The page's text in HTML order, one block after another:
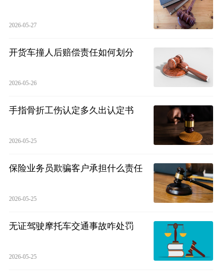
2026-05-27
开货车撞人后赔偿责任如何划分
2026-05-26
手指骨折工伤认定多久出认定书
2026-05-25
保险业务员欺骗客户承担什么责任
2026-05-25
无证驾驶摩托车交通事故咋处罚
2026-05-25